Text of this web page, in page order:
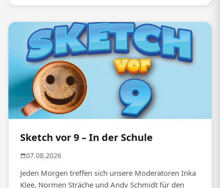
Sketch vor 9 – In der Schule
07.08.2026
Jeden Morgen treffen sich unsere Moderatoren Inka
Klee, Normen Sträche und Andy Schmidt für den